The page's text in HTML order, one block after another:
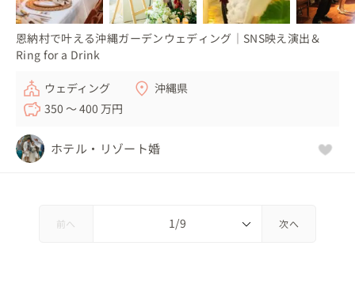
恩納村で叶える沖縄ガーデンウェディング｜SNS映え演出＆
Ring for a Drink
ウェディング
沖縄県
350 〜 400 万円
ホテル・リゾート婚
前へ 次へ